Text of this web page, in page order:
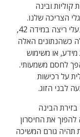
ובינה
הצריכה שלנו.
המערכת אמורה לדעת שאנחנו מחפשים נעלי ריצה במידה 42,
כשהנתונים האלה
או משימוש
לחסם משמעותי.
על רכישות
לבני הזוג.
הבינה
את החיסרון
תהיה גורם המשיכה